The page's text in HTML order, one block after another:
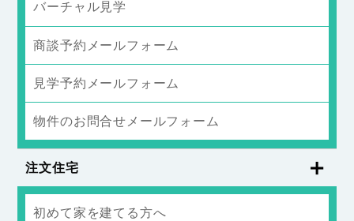
バーチャル見学
商談予約メールフォーム
見学予約メールフォーム
物件のお問合せメールフォーム
注文住宅
初めて家を建てる方へ